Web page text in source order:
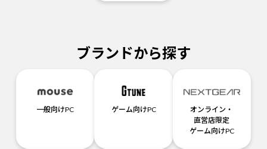
ブランドから探す
一般向けPC ゲーム向けPC
オンライン・
直営店限定
ゲーム向けPC